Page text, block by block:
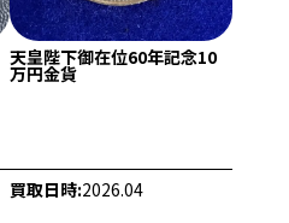
22金 (K22) ブレス
天皇陛下御在位60年記念10
万円金貨
買取日時:2026.04